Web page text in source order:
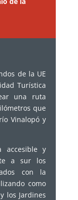
de la UE
Turística
una ruta
que
Vinalopó y
accesible y
a sur los
con la
como
los Jardines